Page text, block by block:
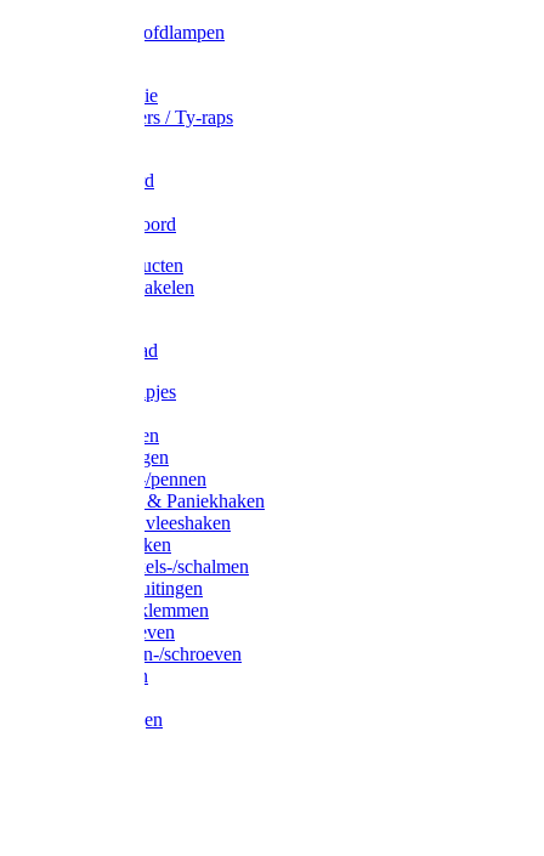
Zak- & Hoofdlampen
Tape en folie
Kabelbinders / Ty-raps
Metselkoord
Elastisch koord
Afdekproducten
Heffen en takelen
Waslijndraad
Simplexknipjes
Sleutelringen
Gelaste ringen
Borgveren-/pennen
Musketons & Paniekhaken
S-haken & vleeshaken
Karabijnhaken
Noodschakels-/schalmen
Harp-/D-sluitingen
Staaldraadklemmen
Spanschroeven
Ringmoeren-/schroeven
Puntkousen
Aanlegringen